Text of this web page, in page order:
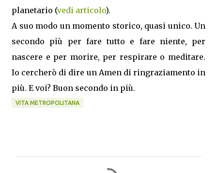
planetario (vedi articolo).
A suo modo un momento storico, quasi unico. Un
secondo più per fare tutto e fare niente, per
nascere e per morire, per respirare o meditare.
Io cercherò di dire un Amen di ringraziamento in
più. E voi? Buon secondo in più.
VITA METROPOLITANA